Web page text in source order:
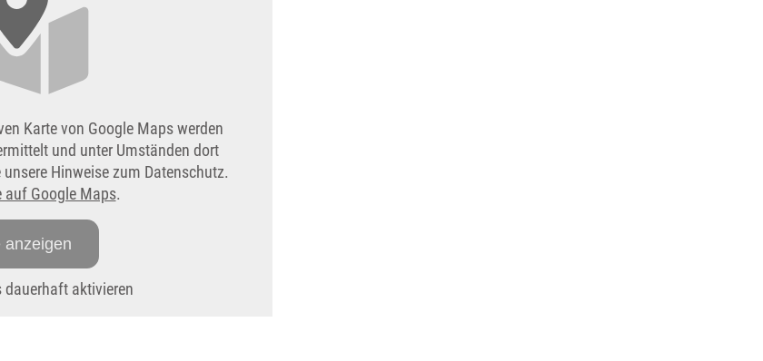
Karte von Google Maps werden
und unter Umständen dort
Hinweise zum Datenschutz.
auf Google Maps.
anzeigen
aktivieren